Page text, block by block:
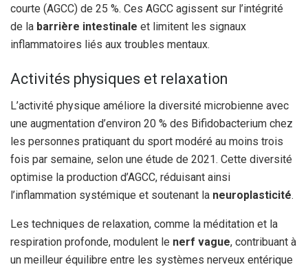
courte (AGCC) de 25 %. Ces AGCC agissent sur l’intégrité
de la barrière intestinale et limitent les signaux
inflammatoires liés aux troubles mentaux.
Activités physiques et relaxation
L’activité physique améliore la diversité microbienne avec
une augmentation d’environ 20 % des Bifidobacterium chez
les personnes pratiquant du sport modéré au moins trois
fois par semaine, selon une étude de 2021. Cette diversité
optimise la production d’AGCC, réduisant ainsi
l’inflammation systémique et soutenant la neuroplasticité.
Les techniques de relaxation, comme la méditation et la
respiration profonde, modulent le nerf vague, contribuant à
un meilleur équilibre entre les systèmes nerveux entérique